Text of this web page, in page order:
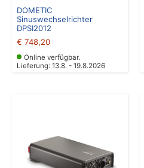
DOMETIC
Sinuswechselrichter
DPSI2012
€ 748,20
Online verfügbar.
Lieferung: 13.8. - 19.8.2026